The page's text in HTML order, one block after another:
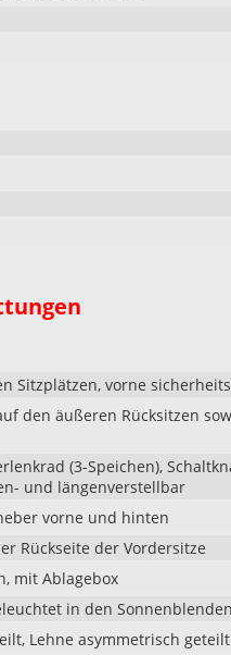
Sitzplätzen, vorne
den äußeren Rücksitzen
(3-Speichen),
und längenverstellbar
vorne und hinten
Rückseite der Vordersitze
mit Ablagebox
in den Sonnenblenden
Lehne asymmetrisch